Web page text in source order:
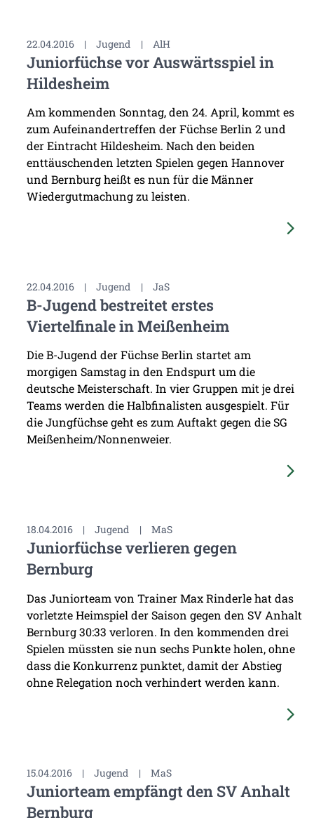
22.04.2016 | Jugend | AlH
Juniorfüchse vor Auswärtsspiel in
Hildesheim
Am kommenden Sonntag, den 24. April, kommt es
zum Aufeinandertreffen der Füchse Berlin 2 und
der Eintracht Hildesheim. Nach den beiden
enttäuschenden letzten Spielen gegen Hannover
und Bernburg heißt es nun für die Männer
Wiedergutmachung zu leisten.
22.04.2016 | Jugend | JaS
B-Jugend bestreitet erstes
Viertelfinale in Meißenheim
Die B-Jugend der Füchse Berlin startet am
morgigen Samstag in den Endspurt um die
deutsche Meisterschaft. In vier Gruppen mit je drei
Teams werden die Halbfinalisten ausgespielt. Für
die Jungfüchse geht es zum Auftakt gegen die SG
Meißenheim/Nonnenweier.
18.04.2016 | Jugend | MaS
Juniorfüchse verlieren gegen
Bernburg
Das Juniorteam von Trainer Max Rinderle hat das
vorletzte Heimspiel der Saison gegen den SV Anhalt
Bernburg 30:33 verloren. In den kommenden drei
Spielen müssten sie nun sechs Punkte holen, ohne
dass die Konkurrenz punktet, damit der Abstieg
ohne Relegation noch verhindert werden kann.
15.04.2016 | Jugend | MaS
Juniorteam empfängt den SV Anhalt
Bernburg